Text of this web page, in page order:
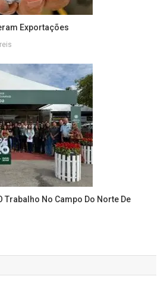
Exportações
Trabalho No Campo Do Norte De